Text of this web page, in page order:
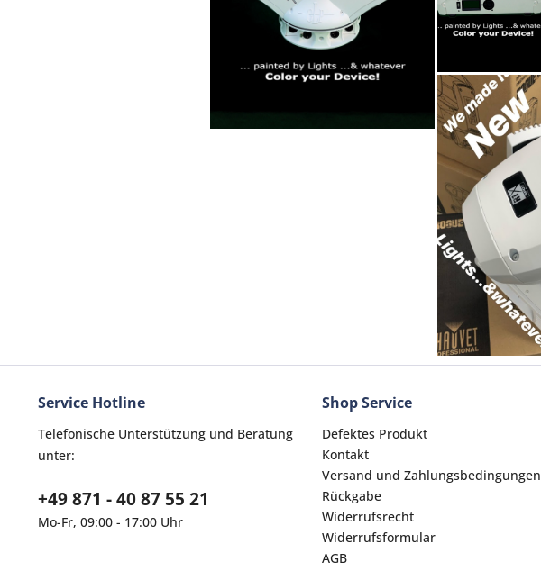
Service Hotline
Telefonische Unterstützung und Beratung
unter:
+49 871 - 40 87 55 21
Mo-Fr, 09:00 - 17:00 Uhr
Shop Service
Defektes Produkt
Kontakt
Versand und Zahlungsbedingungen
Rückgabe
Widerrufsrecht
Widerrufsformular
AGB